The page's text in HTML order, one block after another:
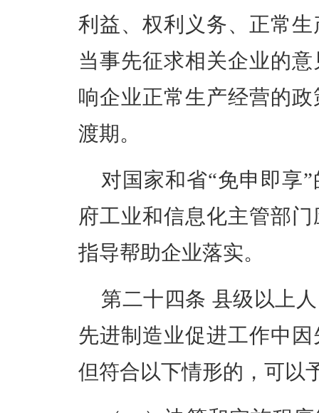
利益、权利义务、正常
当事先征求相关企业的
响企业正常生产经营的
渡期。
对国家和省“免申即享
府工业和信息化主管部
指导帮助企业落实。
第二十四条 县级以上
先进制造业促进工作中
但符合以下情形的，可以